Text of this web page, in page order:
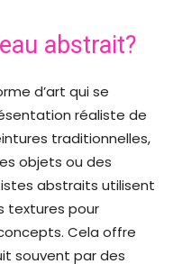
abstrait?
d’art qui se
réaliste de
traditionnelles,
objets ou des
abstraits utilisent
textures pour
Cela offre
souvent par des